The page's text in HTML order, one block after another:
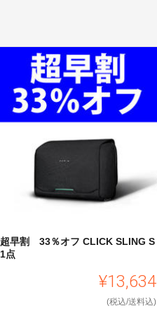
超早割 33％オフ CLICK SLING S
1点
¥13,634
(税込/送料込)